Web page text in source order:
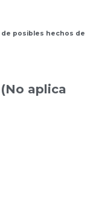
posibles hechos de
aplica